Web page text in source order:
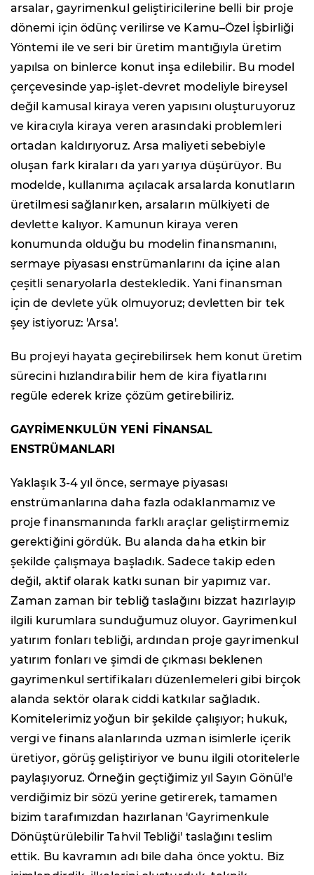
arsalar, gayrimenkul geliştiricilerine belli bir proje
dönemi için ödünç verilirse ve Kamu–Özel İşbirliği
Yöntemi ile ve seri bir üretim mantığıyla üretim
yapılsa on binlerce konut inşa edilebilir. Bu model
çerçevesinde yap-işlet-devret modeliyle bireysel
değil kamusal kiraya veren yapısını oluşturuyoruz
ve kiracıyla kiraya veren arasındaki problemleri
ortadan kaldırıyoruz. Arsa maliyeti sebebiyle
oluşan fark kiraları da yarı yarıya düşürüyor. Bu
modelde, kullanıma açılacak arsalarda konutların
üretilmesi sağlanırken, arsaların mülkiyeti de
devlette kalıyor. Kamunun kiraya veren
konumunda olduğu bu modelin finansmanını,
sermaye piyasası enstrümanlarını da içine alan
çeşitli senaryolarla destekledik. Yani finansman
için de devlete yük olmuyoruz; devletten bir tek
şey istiyoruz: 'Arsa'.
Bu projeyi hayata geçirebilirsek hem konut üretim
sürecini hızlandırabilir hem de kira fiyatlarını
regüle ederek krize çözüm getirebiliriz.
GAYRİMENKULÜN YENİ FİNANSAL
ENSTRÜMANLARI
Yaklaşık 3-4 yıl önce, sermaye piyasası
enstrümanlarına daha fazla odaklanmamız ve
proje finansmanında farklı araçlar geliştirmemiz
gerektiğini gördük. Bu alanda daha etkin bir
şekilde çalışmaya başladık. Sadece takip eden
değil, aktif olarak katkı sunan bir yapımız var.
Zaman zaman bir tebliğ taslağını bizzat hazırlayıp
ilgili kurumlara sunduğumuz oluyor. Gayrimenkul
yatırım fonları tebliği, ardından proje gayrimenkul
yatırım fonları ve şimdi de çıkması beklenen
gayrimenkul sertifikaları düzenlemeleri gibi birçok
alanda sektör olarak ciddi katkılar sağladık.
Komitelerimiz yoğun bir şekilde çalışıyor; hukuk,
vergi ve finans alanlarında uzman isimlerle içerik
üretiyor, görüş geliştiriyor ve bunu ilgili otoritelerle
paylaşıyoruz. Örneğin geçtiğimiz yıl Sayın Gönül'e
verdiğimiz bir sözü yerine getirerek, tamamen
bizim tarafımızdan hazırlanan 'Gayrimenkule
Dönüştürülebilir Tahvil Tebliği' taslağını teslim
ettik. Bu kavramın adı bile daha önce yoktu. Biz